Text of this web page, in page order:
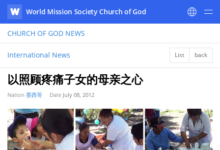
WATV
World Mission Society Church of God
CHURCH OF GOD NEWS
International News List back
以照顾疼痛子女的母亲之心
Nation 墨西哥 Date July 08, 2012